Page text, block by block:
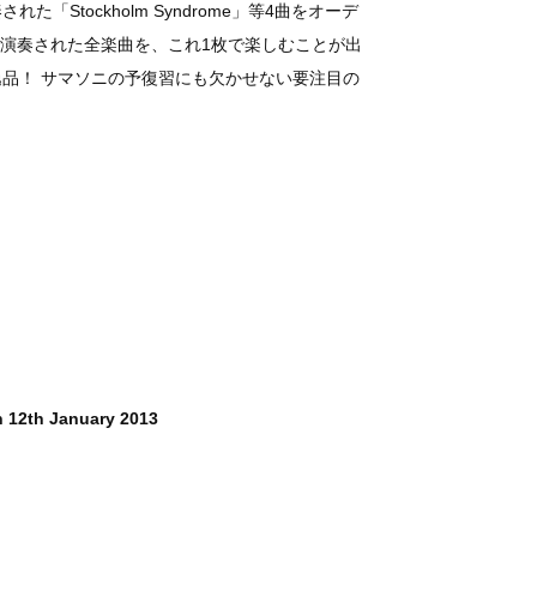
れた「Stockholm Syndrome」等4曲をオーデ
奏された全楽曲を、これ1枚で楽しむことが出
！ サマソニの予復習にも欠かせない要注目の
12th January 2013